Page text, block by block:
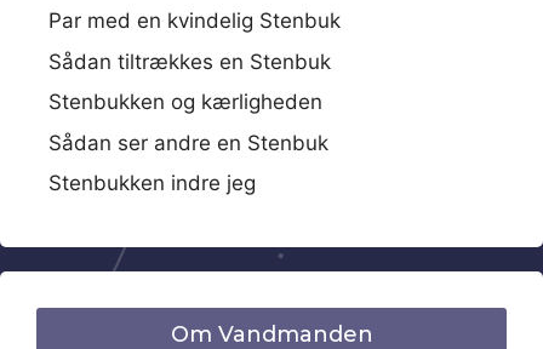
Par med en kvindelig Stenbuk
Sådan tiltrækkes en Stenbuk
Stenbukken og kærligheden
Sådan ser andre en Stenbuk
Stenbukken indre jeg
Om Vandmanden